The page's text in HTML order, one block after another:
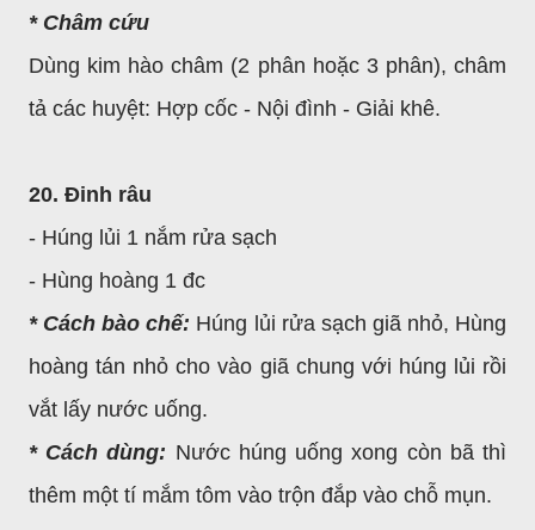
* Châm cứu
Dùng kim hào châm (2 phân hoặc 3 phân), châm
tả các huyệt: Hợp cốc - Nội đình - Giải khê.
20. Đinh râu
- Húng lủi 1 nắm rửa sạch
- Hùng hoàng 1 đc
* Cách bào chế: Húng lủi rửa sạch giã nhỏ, Hùng
hoàng tán nhỏ cho vào giã chung với húng lủi rồi
vắt lấy nước uống.
* Cách dùng: Nước húng uống xong còn bã thì
thêm một tí mắm tôm vào trộn đắp vào chỗ mụn.